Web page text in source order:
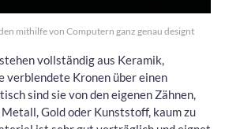
mithilfe von Computern ganz genau designt
vollständig aus Keramik,
verblendete Kronen über einen
sind sie von den eigenen Zähnen,
Gold oder Kunststoff, kaum zu